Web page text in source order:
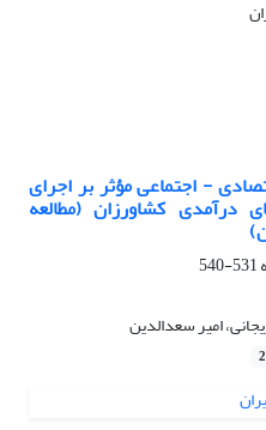
- اجتماعی مؤثر بر اجرای
درآمدی کشاورزان (مطالعه
531-540
امیر سعدالدین